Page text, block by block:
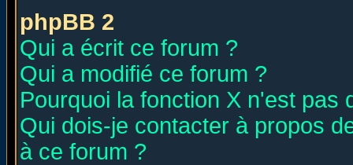
phpBB 2
Qui a écrit ce forum ?
Qui a modifié ce forum ?
Pourquoi la fonction X n'est pas
Qui dois-je contacter à propos
à ce forum ?